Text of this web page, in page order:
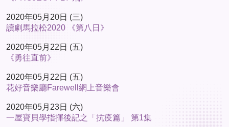
2020年05月20日 (三)
讀劇馬拉松2020 《第八日》
2020年05月22日 (五)
《勇往直前》
2020年05月22日 (五)
花好音樂廳Farewell網上音樂會
2020年05月23日 (六)
一屋寶貝學指揮後記之「抗疫篇」 第1集